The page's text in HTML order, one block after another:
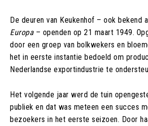
De deuren van Keukenhof – ook bekend
Europa– openden op 21 maart 1949.
door een groep van bolkwekers en
het in eerste instantie bedoeld om
Nederlandse exportindustrie te
Het volgende jaar werd de tuin
publiek en dat was meteen een succes
bezoekers in het eerste seizoen. Door